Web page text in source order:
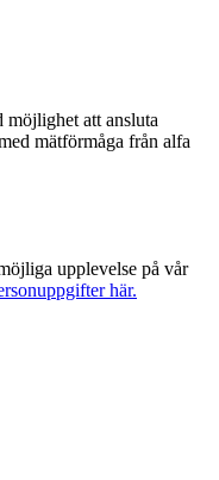
möjlighet att ansluta
mätförmåga från alfa
upplevelse på vår
här.